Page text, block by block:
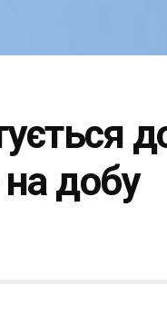
добу